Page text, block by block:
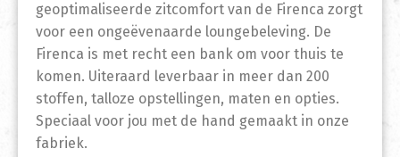
geoptimaliseerde zitcomfort van de Firenca zorgt
voor een ongeëvenaarde loungebeleving. De
Firenca is met recht een bank om voor thuis te
komen. Uiteraard leverbaar in meer dan 200
stoffen, talloze opstellingen, maten en opties.
Speciaal voor jou met de hand gemaakt in onze
fabriek.